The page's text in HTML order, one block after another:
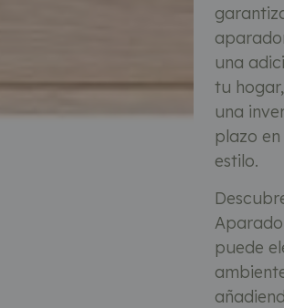
una
tu
una
plazo
estilo.
puede